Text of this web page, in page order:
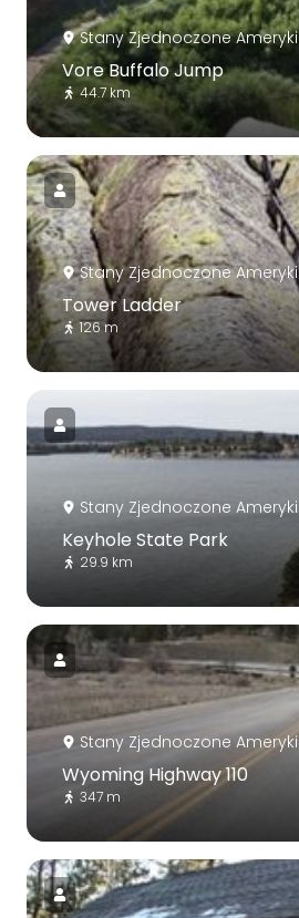
Stany Zjednoczone Ameryki
Vore Buffalo Jump
44.7 km
Stany Zjednoczone Ameryki
Tower Ladder
126 m
Stany Zjednoczone Ameryki
Keyhole State Park
29.9 km
Stany Zjednoczone Ameryki
Wyoming Highway 110
347 m